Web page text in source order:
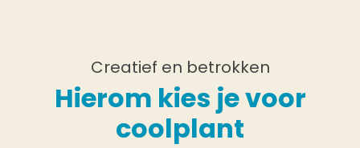
Creatief en betrokken
Hierom kies je voor
coolplant